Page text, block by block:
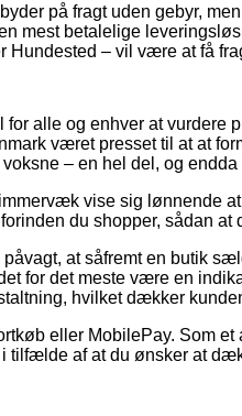
på fragt uden gebyr,
mest betalelige
Hundested – vil være at få
for alle og enhver at vurdere
været presset til at at
voksne – en hel del, og
vise sig lønnende
du shopper, sådan
at såfremt en butik
for det meste være en
hvilket dækker
eller MobilePay. Som
tilfælde af at du ønsker at